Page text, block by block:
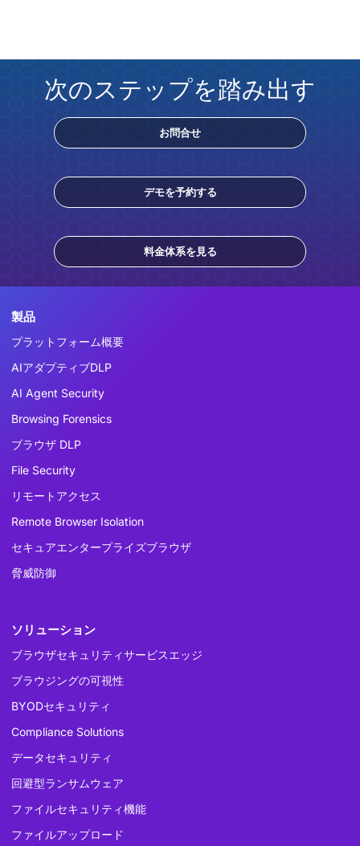
次のステップを踏み出す
お問合せ
デモを予約する
料金体系を見る
製品
プラットフォーム概要
AIアダプティブDLP
AI Agent Security
Browsing Forensics
ブラウザ DLP
File Security
リモートアクセス
Remote Browser Isolation
セキュアエンタープライズブラウザ
脅威防御
ソリューション
ブラウザセキュリティサービスエッジ
ブラウジングの可視性
BYODセキュリティ
Compliance Solutions
データセキュリティ
回避型ランサムウェア
ファイルセキュリティ機能
ファイルアップロード